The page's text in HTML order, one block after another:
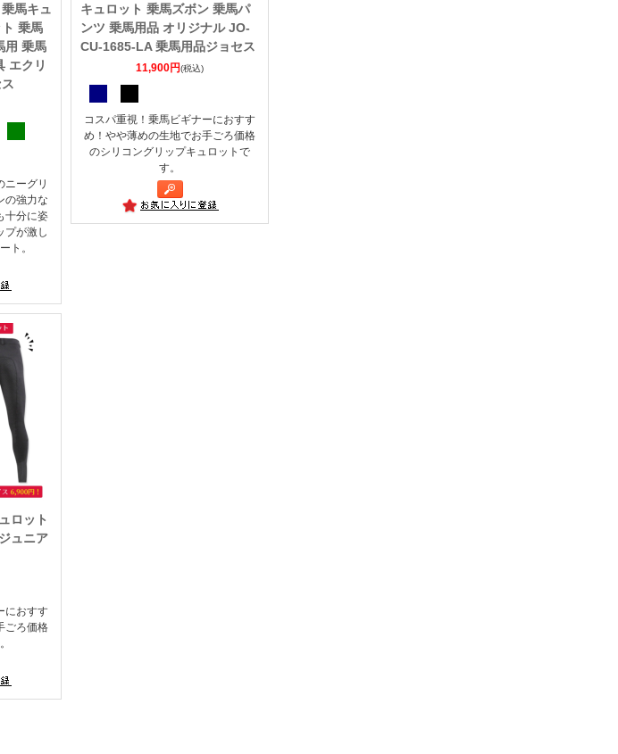
馬キュ
乗馬
用 乗馬
エクリ
ニーグリ
の強力な
十分に姿
プが激し
ト。
キュロット 乗馬ズボン 乗馬パ
ンツ 乗馬用品 オリジナル JO-
CU-1685-LA 乗馬用品ジョセス
11,900円(税込)
コスパ重視！乗馬ビギナーにおすす
め！やや薄めの生地でお手ごろ価格
のシリコングリップキュロットで
す。
ロット
ュニア
におすす
ごろ価格